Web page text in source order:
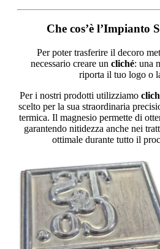
Che cos’è l’Impianto
Per poter trasferire il decoro
necessario creare un cliché: una
riporta il tuo logo o
Per i nostri prodotti utilizziamo
scelto per la sua straordinaria
termica. Il magnesio permette di
garantendo nitidezza anche nei
ottimale durante tutto il